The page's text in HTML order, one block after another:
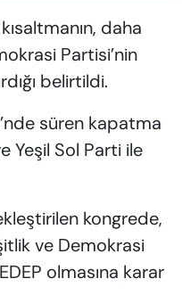
daha
Partisi’nin
belirtildi.
süren kapatma
Yeşil Sol Parti ile
kongrede,
ve Demokrasi
olmasına karar